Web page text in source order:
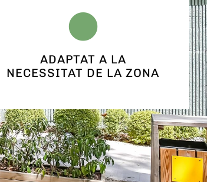
ADAPTAT A LA
NECESSITAT DE LA ZONA